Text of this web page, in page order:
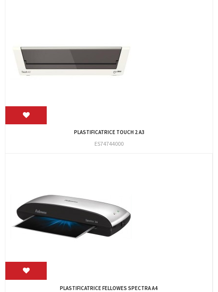
PLASTIFICATRICE TOUCH 2 A3
ES74744000
PLASTIFICATRICE FELLOWES SPECTRA A4